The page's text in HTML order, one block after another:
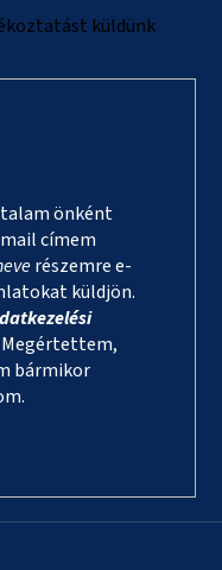
küldünk
önként
címem
részemre e-
küldjön.
bármikor